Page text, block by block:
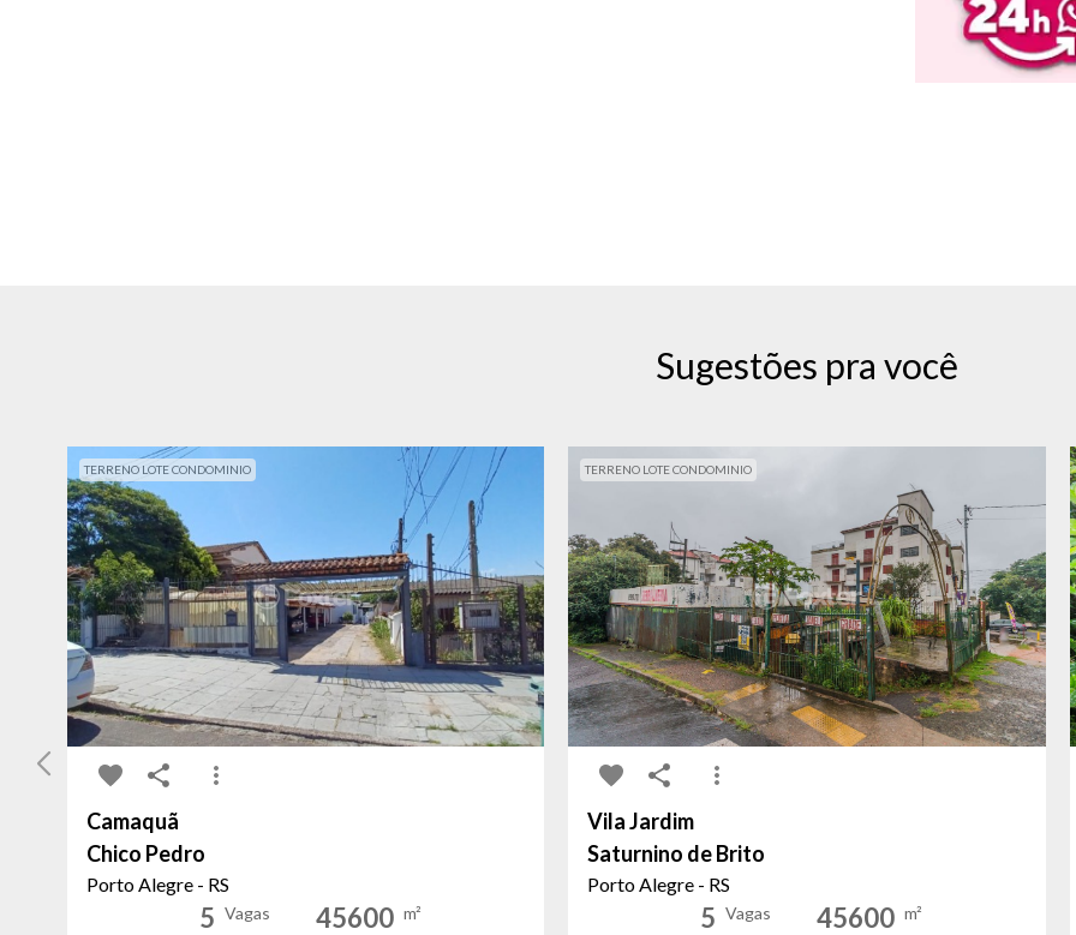
Sugestões pra você
TERRENO LOTE CONDOMINIO
Camaquã
Chico Pedro
Porto Alegre - RS
5 Vagas 45600 m²
TERRENO LOTE CONDOMINIO
Vila Jardim
Saturnino de Brito
Porto Alegre - RS
5 Vagas 45600 m²